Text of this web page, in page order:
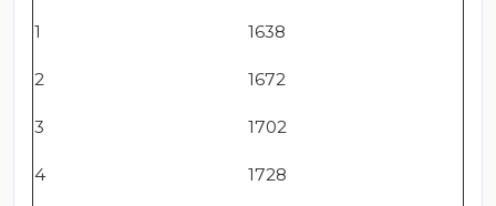
1 1638
2 1672
3 1702
4 1728